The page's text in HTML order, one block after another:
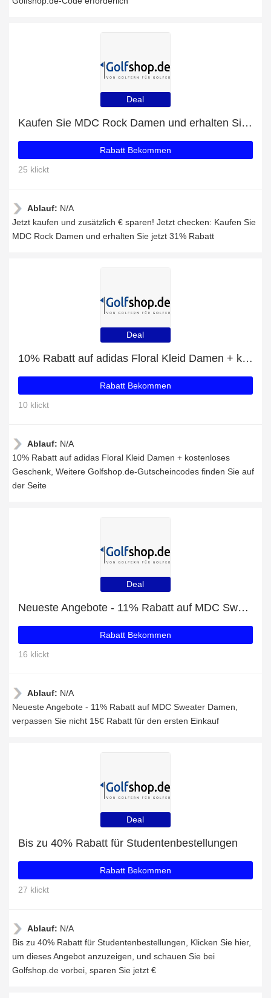
Deal
Kaufen Sie MDC Rock Damen und erhalten Sie jetzt 31% Rabatt
Rabatt Bekommen
25 klickt
Ablauf: N/A
Jetzt kaufen und zusätzlich € sparen! Jetzt checken: Kaufen Sie
MDC Rock Damen und erhalten Sie jetzt 31% Rabatt
Deal
10% Rabatt auf adidas Floral Kleid Damen + kostenloses Geschenk
Rabatt Bekommen
10 klickt
Ablauf: N/A
10% Rabatt auf adidas Floral Kleid Damen + kostenloses
Geschenk, Weitere Golfshop.de-Gutscheincodes finden Sie auf
der Seite
Deal
Neueste Angebote - 11% Rabatt auf MDC Sweater Damen
Rabatt Bekommen
16 klickt
Ablauf: N/A
Neueste Angebote - 11% Rabatt auf MDC Sweater Damen,
verpassen Sie nicht 15€ Rabatt für den ersten Einkauf
Deal
Bis zu 40% Rabatt für Studentenbestellungen
Rabatt Bekommen
27 klickt
Ablauf: N/A
Bis zu 40% Rabatt für Studentenbestellungen, Klicken Sie hier,
um dieses Angebot anzuzeigen, und schauen Sie bei
Golfshop.de vorbei, sparen Sie jetzt €